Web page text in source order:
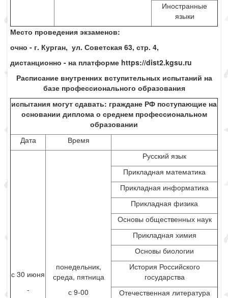
Иностранные
языки
Место проведения экзаменов:
очно - г. Курган, ул. Советская 63, стр. 4,
дистанционно - на платформе https://dist2.kgsu.ru
Расписание внутренних вступительных испытаний на
базе профессионального образования
испытания могут сдавать: граждане РФ поступающие на
основании диплома о среднем профессиональном
образовании
Дата
Время
с 30 июня
-
понедельник,
среда, пятница
с 9-00
Русский язык
Прикладная математика
Прикладная информатика
Прикладная физика
Основы общественных наук
Прикладная химия
Основы биологии
История Российского
государства
Отечественная литература